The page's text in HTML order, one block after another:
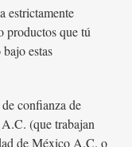
estrictamente
productos que tú
estas
confianza de
(que trabajan
de México A.C. o